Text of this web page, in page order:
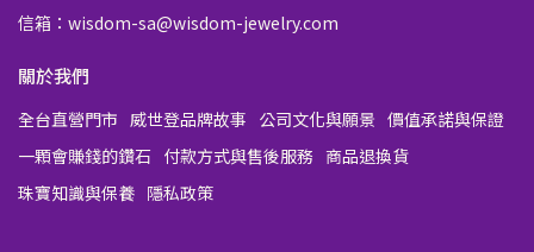
信箱：wisdom-sa@wisdom-jewelry.com
關於我們
全台直營門市 威世登品牌故事 公司文化與願景 價值承諾與保證
一顆會賺錢的鑽石 付款方式與售後服務 商品退換貨
珠寶知識與保養 隱私政策